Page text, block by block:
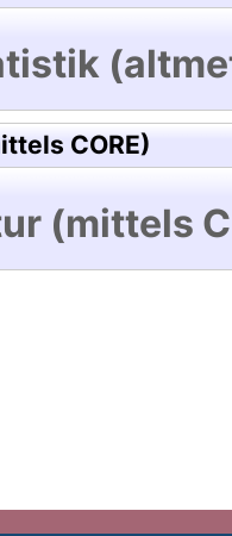
CORE)
(mittels